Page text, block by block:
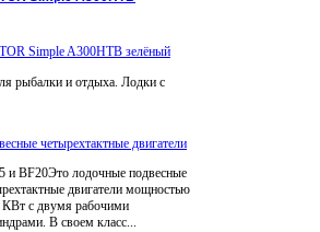
рыбалки и отдыха. Лодки с
четырехтактные двигатели
и BF20Это лодочные подвесные
двигатели мощностью
КВт с двумя рабочими
В своем класс...